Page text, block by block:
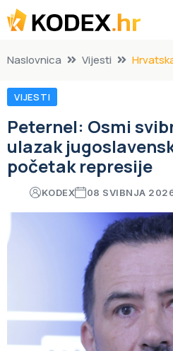
Naslovnica Vijesti
VIJESTI
Peternel: Osmi
ulazak
početak represije
KODEX 08 SVIBNJA